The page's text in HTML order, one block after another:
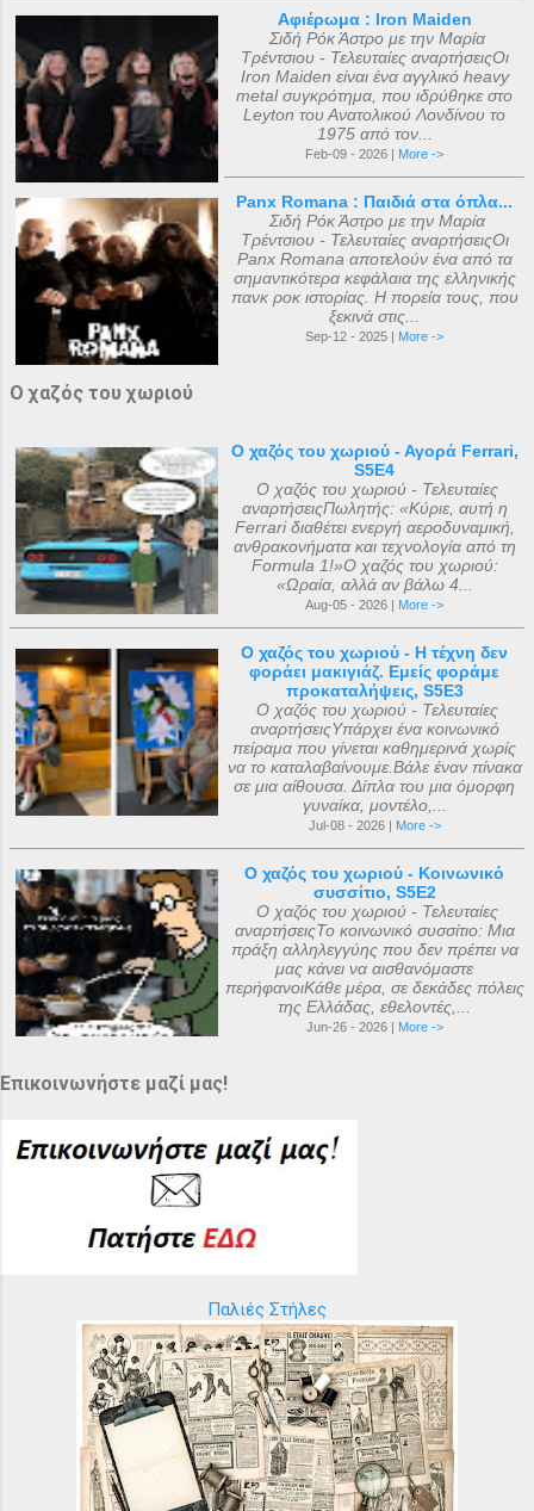
Αφιέρωμα : Iron Maiden
Σιδή Ρόκ Άστρο με την Μαρία
Τρέντσιου - Τελευταίες αναρτήσειςΟι
Iron Maiden είναι ένα αγγλικό heavy
metal συγκρότημα, που ιδρύθηκε στο
Leyton του Ανατολικού Λονδίνου το
1975 από τον...
Feb-09 - 2026 | More ->
Panx Romana : Παιδιά στα όπλα...
Σιδή Ρόκ Άστρο με την Μαρία
Τρέντσιου - Τελευταίες αναρτήσειςΟι
Panx Romana αποτελούν ένα από τα
σημαντικότερα κεφάλαια της ελληνικής
πανκ ροκ ιστορίας. Η πορεία τους, που
ξεκινά στις...
Sep-12 - 2025 | More ->
Ο χαζός του χωριού
Ο χαζός του χωριού - Αγορά Ferrari,
S5E4
Ο χαζός του χωριού - Τελευταίες
αναρτήσειςΠωλητής: «Κύριε, αυτή η
Ferrari διαθέτει ενεργή αεροδυναμική,
ανθρακονήματα και τεχνολογία από τη
Formula 1!»Ο χαζός του χωριού:
«Ωραία, αλλά αν βάλω 4...
Aug-05 - 2026 | More ->
Ο χαζός του χωριού - Η τέχνη δεν
φοράει μακιγιάζ. Εμείς φοράμε
προκαταλήψεις, S5E3
Ο χαζός του χωριού - Τελευταίες
αναρτήσειςΥπάρχει ένα κοινωνικό
πείραμα που γίνεται καθημερινά χωρίς
να το καταλαβαίνουμε.Βάλε έναν πίνακα
σε μια αίθουσα. Δίπλα του μια όμορφη
γυναίκα, μοντέλο,...
Jul-08 - 2026 | More ->
Ο χαζός του χωριού - Κοινωνικό
συσσίτιο, S5E2
Ο χαζός του χωριού - Τελευταίες
αναρτήσειςΤο κοινωνικό συσσίτιο: Μια
πράξη αλληλεγγύης που δεν πρέπει να
μας κάνει να αισθανόμαστε
περήφανοιΚάθε μέρα, σε δεκάδες πόλεις
της Ελλάδας, εθελοντές,...
Jun-26 - 2026 | More ->
Επικοινωνήστε μαζί μας!
Παλιές Στήλες